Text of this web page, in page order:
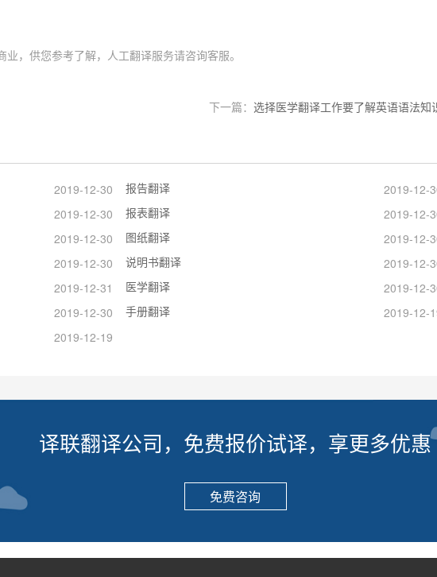
，供您参考了解，人工翻译服务请咨询客服。
下一篇： 选择医学翻译工作要了解英语语法知
2019-12-30 报告翻译
2019-12-
2019-12-30 报表翻译
2019-12-
2019-12-30 图纸翻译
2019-12-
2019-12-30 说明书翻译
2019-12-
2019-12-31 医学翻译
2019-12-
2019-12-30 手册翻译
2019-12-
2019-12-19
译联翻译公司，免费报价试译，享更多优惠
免费咨询